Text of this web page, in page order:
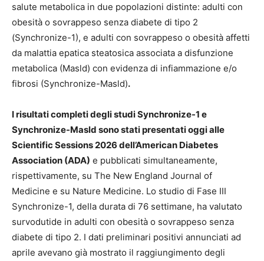
salute metabolica in due popolazioni distinte: adulti con
obesità o sovrappeso senza diabete di tipo 2
(Synchronize-1), e adulti con sovrappeso o obesità affetti
da malattia epatica steatosica associata a disfunzione
metabolica (Masld) con evidenza di infiammazione e/o
fibrosi (Synchronize-Masld).
I risultati completi degli studi Synchronize-1 e
Synchronize-Masld sono stati presentati oggi alle
Scientific Sessions 2026 dell’American Diabetes
Association (ADA) e pubblicati simultaneamente,
rispettivamente, su The New England Journal of
Medicine e su Nature Medicine. Lo studio di Fase III
Synchronize-1, della durata di 76 settimane, ha valutato
survodutide in adulti con obesità o sovrappeso senza
diabete di tipo 2. I dati preliminari positivi annunciati ad
aprile avevano già mostrato il raggiungimento degli